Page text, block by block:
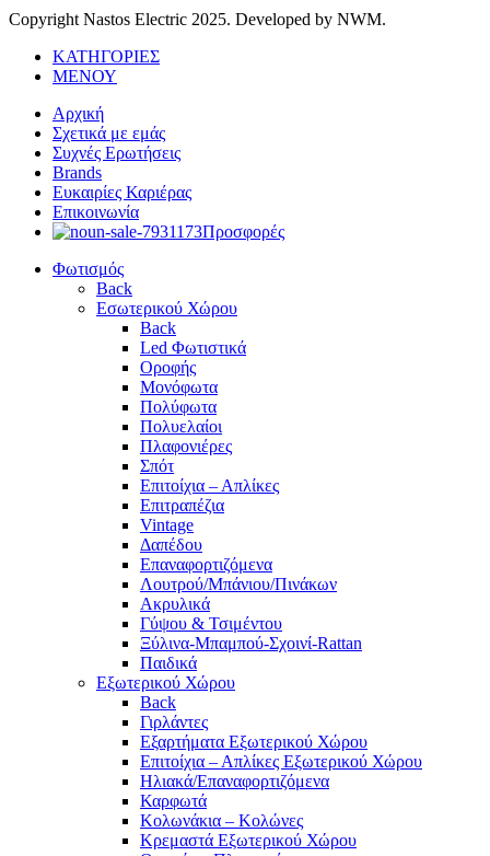
Copyright Nastos Electric 2025. Developed by NWM.
ΚΑΤΗΓΟΡΙΕΣ
ΜΕΝΟΥ
Αρχική
Σχετικά με εμάς
Συχνές Ερωτήσεις
Brands
Ευκαιρίες Καριέρας
Επικοινωνία
Προσφορές
Φωτισμός
Back
Εσωτερικού Χώρου
Back
Led Φωτιστικά
Οροφής
Μονόφωτα
Πολύφωτα
Πολυελαίοι
Πλαφονιέρες
Σπότ
Επιτοίχια – Απλίκες
Επιτραπέζια
Vintage
Δαπέδου
Επαναφορτιζόμενα
Λουτρού/Μπάνιου/Πινάκων
Ακρυλικά
Γύψου & Τσιμέντου
Ξύλινα-Μπαμπού-Σχοινί-Rattan
Παιδικά
Εξωτερικού Χώρου
Back
Γιρλάντες
Εξαρτήματα Εξωτερικού Χώρου
Επιτοίχια – Απλίκες Εξωτερικού Χώρου
Ηλιακά/Επαναφορτιζόμενα
Καρφωτά
Κολωνάκια – Κολώνες
Κρεμαστά Εξωτερικού Χώρου